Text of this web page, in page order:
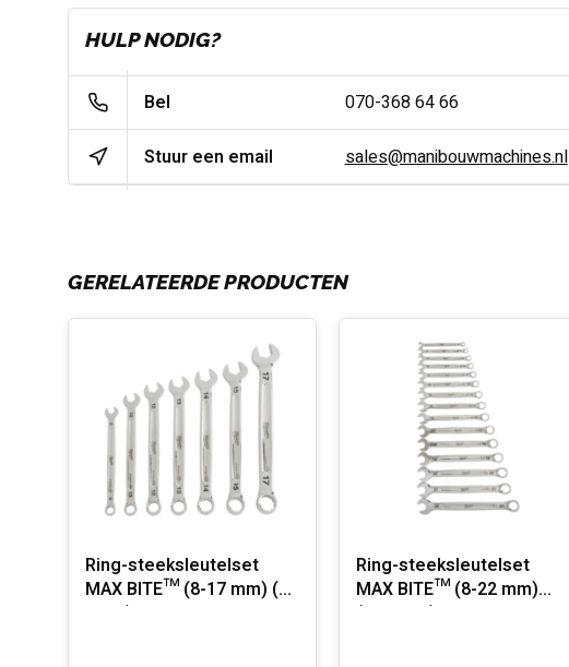
HULP NODIG?
Bel 070-368 64 66
Stuur een email sales@manibouwmachines.nl
GERELATEERDE PRODUCTEN
Ring-steeksleutelset
MAX BITE™ (8-17 mm) (7-
delig)
Ring-steeksleutelset
MAX BITE™ (8-22 mm)
(15-delig)